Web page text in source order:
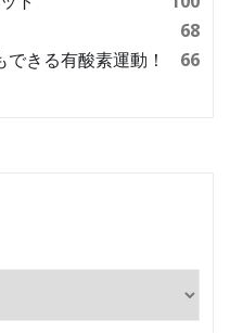
68
きる有酸素運動！
66